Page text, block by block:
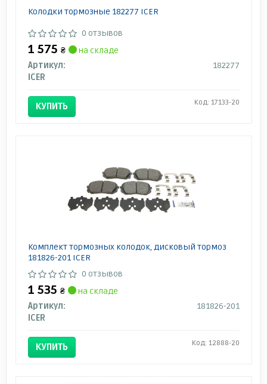
Колодки тормозные 182277 ICER
0 отзывов
1 575 ₴
на складе
Артикул:
182277
ICER
КУПИТЬ Код: 17133-20
Комплект тормозных колодок, дисковый тормоз
181826-201 ICER
0 отзывов
1 535 ₴
на складе
Артикул:
181826-201
ICER
КУПИТЬ Код: 12888-20